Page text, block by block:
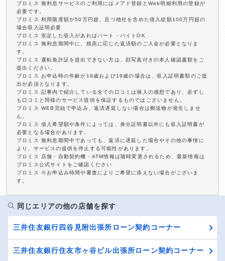
プロミス 無利息サービスのご利用にはメアド登録とWeb明細利用の登録が
必要です。
プロミス 利用限度額が50万円超、且つ他社を含めた借入総額100万円超の
場合収入証明必要
プロミス 安定した収入があればパート・バイトOK
プロミス 無利息期間中に、残高に応じた返済額のご入金が必要となりま
す。
プロミス 運転免許証を提出できない方は、顔写真付きの本人確認書類をご
提出ください。
プロミス お申込時の年齢が18歳および19歳の場合は、収入証明書類のご提
出が必須となります。
プロミス 記事内で紹介している全ての口コミは個人の感想であり、必ずし
も口コミと同様のサービス提供を保証するものではございません。
プロミス WEB完結で申込み、返済遅延しない場合は郵送物が発生しませ
ん。
プロミス 借入希望額や条件によっては、身分証明書以外にも収入証明書が
必要となる場合があります。
プロミス 無利息期間中であっても、返済に遅延した場合やその他の事情に
より、サービスの提供を停止する可能性があります。
プロミス 店舗・自動契約機・ATM情報は随時変更されるため、最新情報は
プロミス公式サイトをご確認ください
プロミス ※お申込み時間や審査によりご希望に添えない場合がございま
す。
同じエリアの他の店舗を探す
三井住友銀行四谷見附出張所ローン契約コーナー
三井住友銀行住友市ヶ谷ビル出張所ローン契約コーナー